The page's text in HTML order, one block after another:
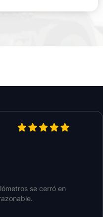
se cerró en